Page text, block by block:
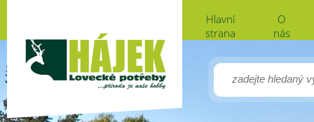
Hlavní
strana
O
nás